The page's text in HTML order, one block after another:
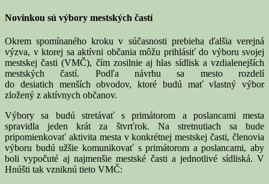
Novinkou sú výbory mestských častí
Okrem spomínaného kroku v súčasnosti prebieha ďalšia verejná
výzva, v ktorej sa aktívni občania môžu prihlásiť do výboru svojej
mestskej časti (VMČ), čím zosilnie aj hlas sídlisk a vzdialenejších
mestských častí. Podľa návrhu sa mesto rozdelí
do desiatich menších obvodov, ktoré budú mať vlastný výbor
zložený z aktívnych občanov.
Výbory sa budú stretávať s primátorom a poslancami mesta
spravidla jeden krát za štvrťrok. Na stretnutiach sa bude
pripomienkovať aktivita mesta v konkrétnej mestskej časti, členovia
výboru budú užšie komunikovať s primátorom a poslancami, aby
boli vypočuté aj najmenšie mestské časti a jednotlivé sídliská. V
Hnúšti tak vzniknú tieto VMČ: